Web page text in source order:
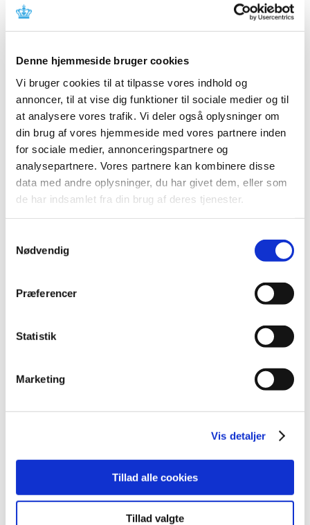
Denne hjemmeside bruger cookies
Vi bruger cookies til at tilpasse vores indhold og
annoncer, til at vise dig funktioner til sociale medier og til
at analysere vores trafik. Vi deler også oplysninger om
din brug af vores hjemmeside med vores partnere inden
for sociale medier, annonceringspartnere og
analysepartnere. Vores partnere kan kombinere disse
data med andre oplysninger, du har givet dem, eller som
de har indsamlet fra din brug af deres tjenester.
Nødvendig
Præferencer
Statistik
Marketing
Vis detaljer
Tillad alle cookies
Tillad valgte
2026 (84)
2025 (158)
2024 (224)
2023 (195)
2022 (197)
2021 (516)
2020 (263)
december (24)
november (33)
september (20)
juli (11)
maj (21)
februar (12)
2017 (167)
2015 (33)